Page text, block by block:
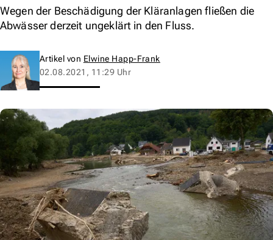
Wegen der Beschädigung der Kläranlagen fließen die
Abwässer derzeit ungeklärt in den Fluss.
Artikel von Elwine Happ-Frank
02.08.2021, 11:29 Uhr